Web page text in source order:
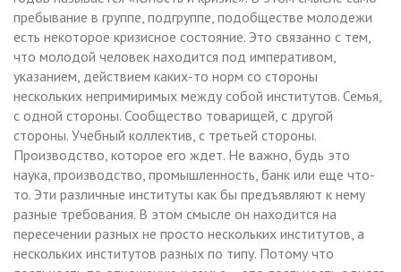
пребывание в группе, подгруппе, подобществе молодежи
есть некоторое кризисное состояние. Это связанно с тем,
что молодой человек находится под императивом,
указанием, действием каких-то норм со стороны
нескольких непримиримых между собой институтов. Семья,
с одной стороны. Сообщество товарищей, с другой
стороны. Учебный коллектив, с третьей стороны.
Производство, которое его ждет. Не важно, будь это
наука, производство, промышленность, банк или еще что-
то. Эти различные институты как бы предъявляют к нему
разные требования. В этом смысле он находится на
пересечении разных не просто нескольких институтов, а
нескольких институтов разных по типу. Потому что